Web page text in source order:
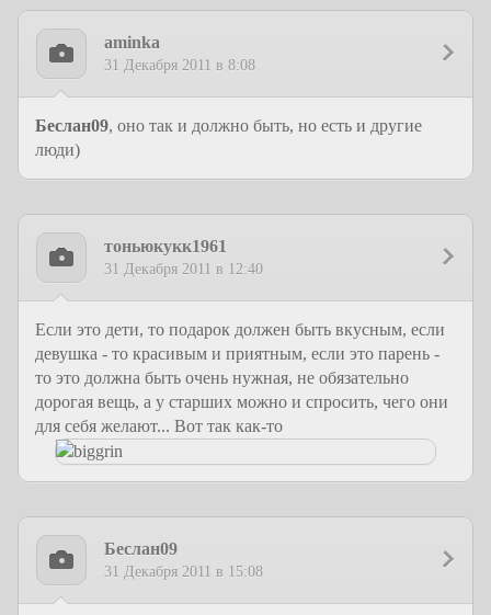
aminka
31 Декабря 2011 в 8:08
Беслан09, оно так и должно быть, но есть и другие
люди)
тоньюкукк1961
31 Декабря 2011 в 12:40
Если это дети, то подарок должен быть вкусным, если
девушка - то красивым и приятным, если это парень -
то это должна быть очень нужная, не обязательно
дорогая вещь, а у старших можно и спросить, чего они
для себя желают... Вот так как-то
Беслан09
31 Декабря 2011 в 15:08